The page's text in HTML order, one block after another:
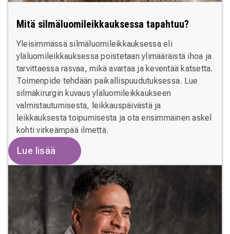
Mitä silmäluomileikkauksessa tapahtuu?
Yleisimmässä silmäluomileikkauksessa eli
yläluomileikkauksessa poistetaan ylimääräistä ihoa ja
tarvittaessa rasvaa, mikä avartaa ja keventää katsetta.
Toimenpide tehdään paikallispuudutuksessa. Lue
silmäkirurgin kuvaus yläluomileikkaukseen
valmistautumisesta, leikkauspäivästä ja
leikkauksesta toipumisesta ja ota ensimmäinen askel
kohti virkeämpää ilmettä.
Lue lisää